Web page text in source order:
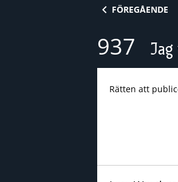
FÖREGÅENDE
937
Rätten att